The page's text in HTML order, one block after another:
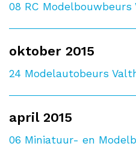
08 RC Modelbouwbeurs
oktober 2015
24 Modelautobeurs
april 2015
06 Miniatuur- en